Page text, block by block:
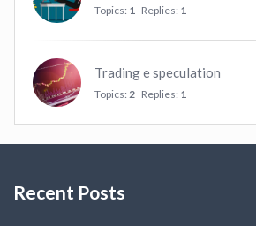
Topics: 1 Replies: 1
Trading e speculation
Topics: 2 Replies: 1
Recent Posts